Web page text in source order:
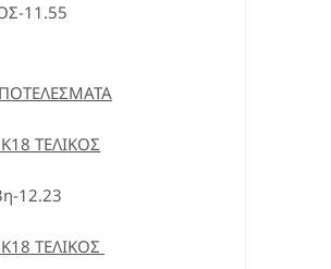
11.55
ΤΕΛΙΚΟΣ
12.23
ΤΕΛΙΚΟΣ